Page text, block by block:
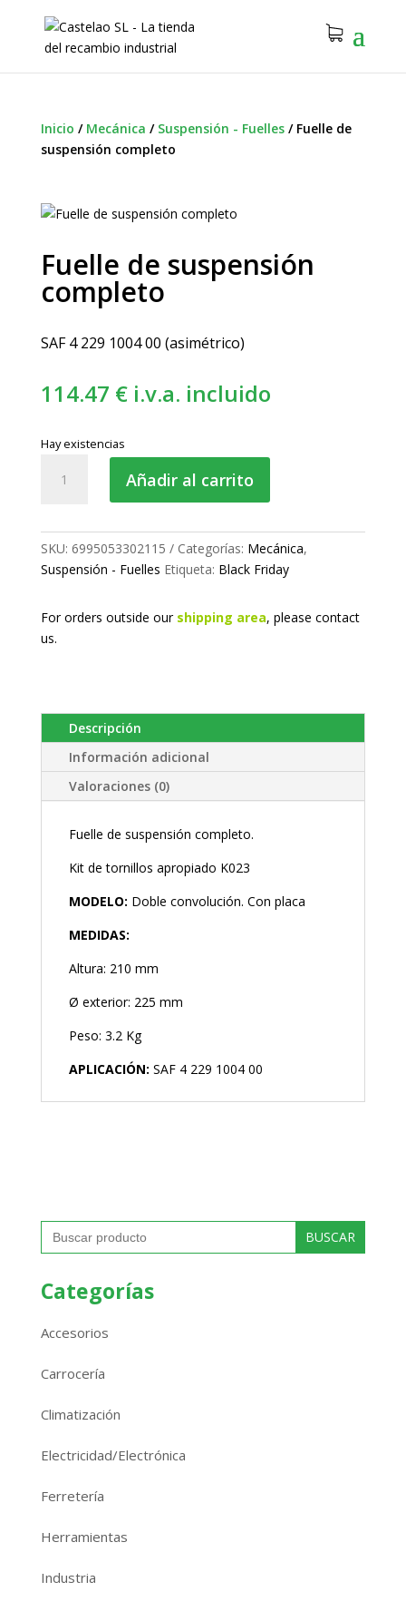
Inicio / Mecánica / Suspensión - Fuelles/ Fuelle de
suspensión completo
Fuelle de suspensión
completo
SAF 4 229 1004 00 (asimétrico)
114.47 € i.v.a. incluido
Hay existencias
cantidad
Añadir al carrito
SKU: 6995053302115 Categorías: Mecánica,
Suspensión - Fuelles Etiqueta: Black Friday
For orders outside our shipping area, please contact
us.
Descripción
Información adicional
Valoraciones (0)
Fuelle de suspensión completo.
Kit de tornillos apropiado K023
MODELO: Doble convolución. Con placa
MEDIDAS:
Altura: 210 mm
Ø exterior: 225 mm
Peso: 3.2 Kg
APLICACIÓN: SAF 4 229 1004 00
Buscar:
Categorías
Accesorios
Carrocería
Climatización
Electricidad/Electrónica
Ferretería
Herramientas
Industria